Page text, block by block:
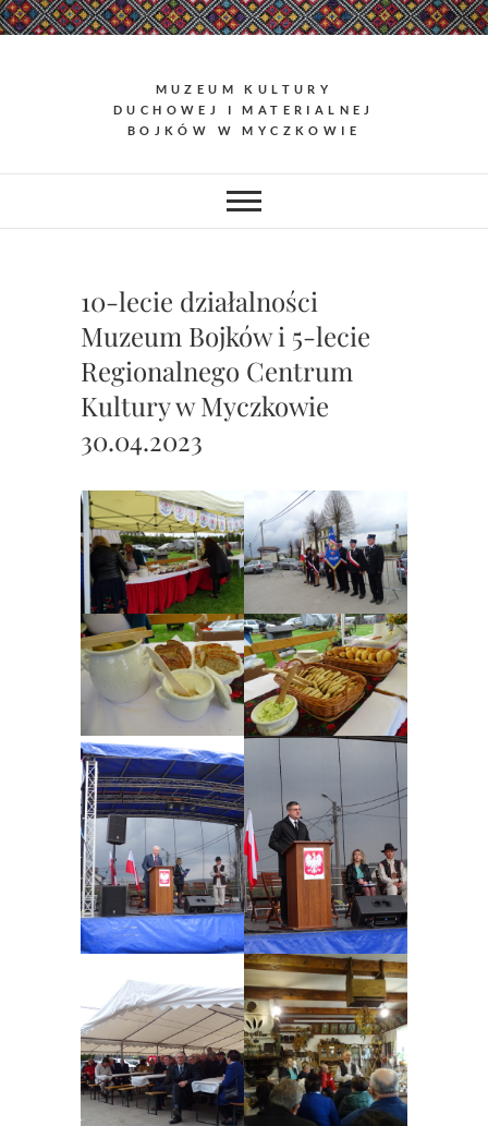
Skip
to
MUZEUM KULTURY
DUCHOWEJ I MATERIALNEJ
BOJKÓW W MYCZKOWIE
10-lecie działalności
Muzeum Bojków i 5-lecie
Regionalnego Centrum
Kultury w Myczkowie
30.04.2023